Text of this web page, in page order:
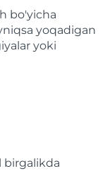
bo'yicha
yoqadigan
yoki
birgalikda